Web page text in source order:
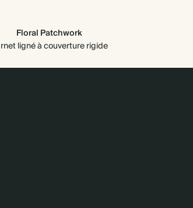
Floral Patchwork
ligné à couverture rigide